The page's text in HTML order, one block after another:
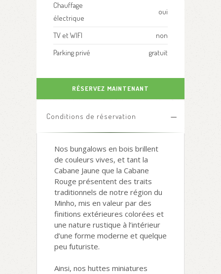
Chauffage
électrique
oui
TV et WIFI
non
Parking privé
gratuit
RÉSERVEZ MAINTENANT
Conditions de réservation
Nos bungalows en bois brillent
de couleurs vives, et tant la
Cabane Jaune que la Cabane
Rouge présentent des traits
traditionnels de notre région du
Minho, mis en valeur par des
finitions extérieures colorées et
une nature rustique à l’intérieur
d’une forme moderne et quelque
peu futuriste.
Ainsi, nos huttes miniatures